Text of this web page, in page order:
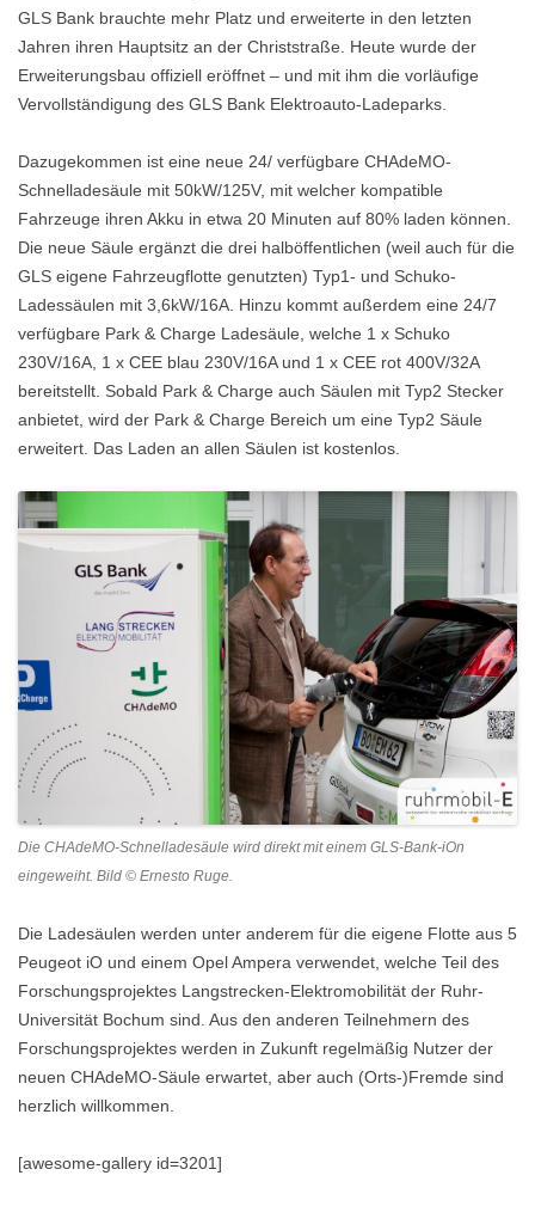
GLS Bank brauchte mehr Platz und erweiterte in den letzten
Jahren ihren Hauptsitz an der Christstraße. Heute wurde der
Erweiterungsbau offiziell eröffnet – und mit ihm die vorläufige
Vervollständigung des GLS Bank Elektroauto-Ladeparks.
Dazugekommen ist eine neue 24/ verfügbare CHAdeMO-
Schnelladesäule mit 50kW/125V, mit welcher kompatible
Fahrzeuge ihren Akku in etwa 20 Minuten auf 80% laden können.
Die neue Säule ergänzt die drei halböffentlichen (weil auch für die
GLS eigene Fahrzeugflotte genutzten) Typ1- und Schuko-
Ladessäulen mit 3,6kW/16A. Hinzu kommt außerdem eine 24/7
verfügbare Park & Charge Ladesäule, welche 1 x Schuko
230V/16A, 1 x CEE blau 230V/16A und 1 x CEE rot 400V/32A
bereitstellt. Sobald Park & Charge auch Säulen mit Typ2 Stecker
anbietet, wird der Park & Charge Bereich um eine Typ2 Säule
erweitert. Das Laden an allen Säulen ist kostenlos.
Die CHAdeMO-Schnelladesäule wird direkt mit einem GLS-Bank-iOn
eingeweiht. Bild © Ernesto Ruge.
Die Ladesäulen werden unter anderem für die eigene Flotte aus 5
Peugeot iO und einem Opel Ampera verwendet, welche Teil des
Forschungsprojektes Langstrecken-Elektromobilität der Ruhr-
Universität Bochum sind. Aus den anderen Teilnehmern des
Forschungsprojektes werden in Zukunft regelmäßig Nutzer der
neuen CHAdeMO-Säule erwartet, aber auch (Orts-)Fremde sind
herzlich willkommen.
[awesome-gallery id=3201]